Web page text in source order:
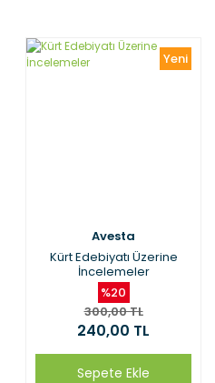
Yeni
Avesta
Kürt Edebiyatı Üzerine
İncelemeler
%20
300,00 TL
240,00 TL
Sepete Ekle